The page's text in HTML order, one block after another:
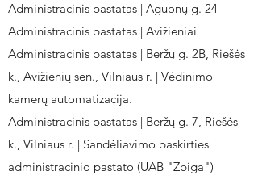
Administracinis pastatas | Aguonų g. 24
Administracinis pastatas | Avižieniai
Administracinis pastatas | Beržų g. 2B, Riešės
k., Avižienių sen., Vilniaus r. | Vėdinimo
kamerų automatizacija.
Administracinis pastatas | Beržų g. 7, Riešės
k., Vilniaus r. | Sandėliavimo paskirties
administracinio pastato (UAB "Zbiga")